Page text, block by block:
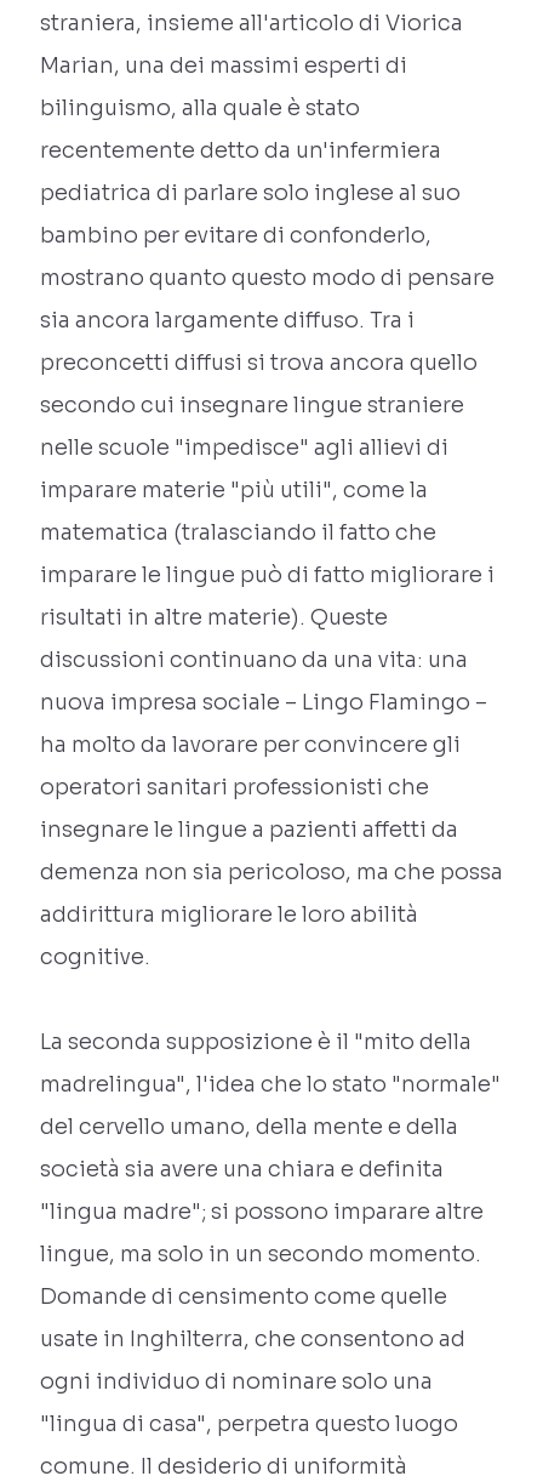
straniera, insieme all'articolo di Viorica
Marian, una dei massimi esperti di
bilinguismo, alla quale è stato
recentemente detto da un'infermiera
pediatrica di parlare solo inglese al suo
bambino per evitare di confonderlo,
mostrano quanto questo modo di pensare
sia ancora largamente diffuso. Tra i
preconcetti diffusi si trova ancora quello
secondo cui insegnare lingue straniere
nelle scuole "impedisce" agli allievi di
imparare materie "più utili", come la
matematica (tralasciando il fatto che
imparare le lingue può di fatto migliorare i
risultati in altre materie). Queste
discussioni continuano da una vita: una
nuova impresa sociale – Lingo Flamingo –
ha molto da lavorare per convincere gli
operatori sanitari professionisti che
insegnare le lingue a pazienti affetti da
demenza non sia pericoloso, ma che possa
addirittura migliorare le loro abilità
cognitive.
La seconda supposizione è il "mito della
madrelingua", l'idea che lo stato "normale"
del cervello umano, della mente e della
società sia avere una chiara e definita
"lingua madre"; si possono imparare altre
lingue, ma solo in un secondo momento.
Domande di censimento come quelle
usate in Inghilterra, che consentono ad
ogni individuo di nominare solo una
"lingua di casa", perpetra questo luogo
comune. Il desiderio di uniformità